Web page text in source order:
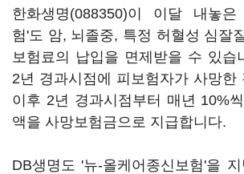
한화생명(088350)이 이달 내놓은
험'도 암, 뇌졸중, 특정 허혈성 심잘
보험료의 납입을 면제받을 수 있습
2년 경과시점에 피보험자가 사망한
이후 2년 경과시점부터 매년 10%
액을 사망보험금으로 지급합니다.
DB생명도 '뉴-올케어종신보험'을